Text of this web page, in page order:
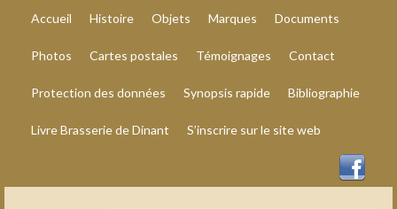
Accueil Histoire Objets Marques Documents
Photos Cartes postales Témoignages Contact
Protection des données Synopsis rapide Bibliographie
Livre Brasserie de Dinant S’inscrire sur le site web